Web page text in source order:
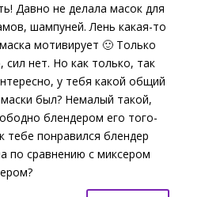
Давно не делала масок для
шампуней. Лень какая-то
мотивирует 🙂 Только
сил нет. Но как только, так
у тебя какой общий
был? Немалый такой,
блендером его того-
тебе понравился блендер
по сравнению с миксером